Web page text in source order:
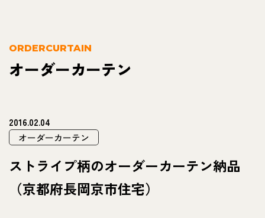
ORDERCURTAIN
オーダーカーテン
2016.02.04
オーダーカーテン
ストライプ柄のオーダーカーテン納品
（京都府長岡京市住宅）